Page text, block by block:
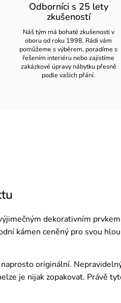
Odborníci s 25 lety
zkušeností
Náš tým má bohaté zkušenosti v
oboru od roku 1998. Rádi vám
pomůžeme s výběrem, poradíme s
řešením interiéru nebo zajistíme
zakázkové úpravy nábytku přesně
podle vašich přání.
dekorativním
kámen ceněný pro svou
naprosto originální.
je nijak zopakovat. Právě